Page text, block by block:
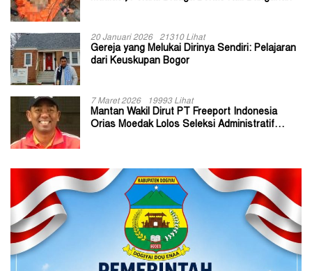
20 Januari 2026 21310 Lihat
Gereja yang Melukai Dirinya Sendiri: Pelajaran
dari Keuskupan Bogor
7 Maret 2026 19993 Lihat
Mantan Wakil Dirut PT Freeport Indonesia
Orias Moedak Lolos Seleksi Administratif